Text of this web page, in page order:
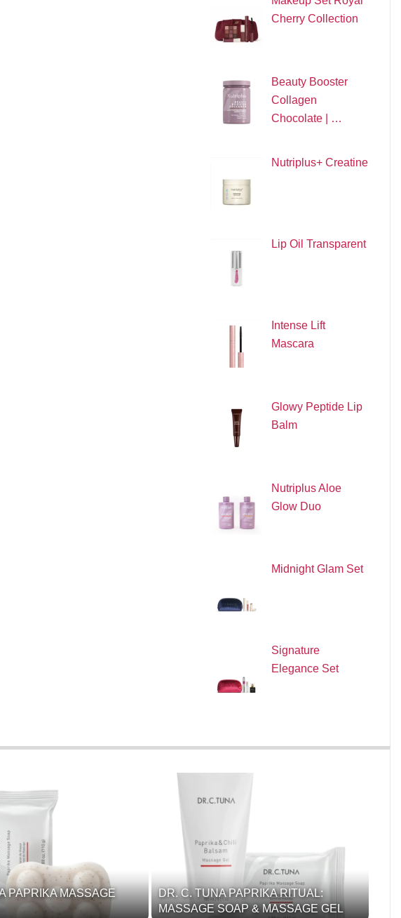
Cherry Collection
Beauty Booster
Collagen
Chocolate | …
Nutriplus+ Creatine
Lip Oil Transparent
Intense Lift
Mascara
Glowy Peptide Lip
Balm
Nutriplus Aloe
Glow Duo
Midnight Glam Set
Signature
Elegance Set
PAPRIKA MASSAGE
DR. C. TUNA PAPRIKA RITUAL:
MASSAGE SOAP & MASSAGE GEL